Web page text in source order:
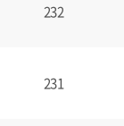
232
231